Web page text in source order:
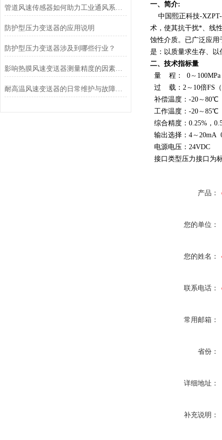
管道风速传感器如何助力工业通风系统优化？
防护型压力变送器的应用说明
防护型压力变送器涉及到哪些行业？
影响热膜风速变送器测量精度的因素及解决措施
耐高温风速变送器的日常维护与故障排查指南
一、简介:
中国熙正科技-
术，使其抗干扰*、线
蚀性介质。已广泛应
是：以质量求生存、以
二、技术指标量
量 程： 0 ～ 100MPa
过 载：2 ～ 10倍FS
补偿温度：-20 ～ 80℃
工作温度：-20 ～ 85℃
综合精度：0.25%，
输出选择：4 ～ 20mA
电源电压：24VDC
接口类型压力接口为
产品：
您的单位：
您的姓名：
联系电话：
常用邮箱：
省份：
详细地址：
补充说明：